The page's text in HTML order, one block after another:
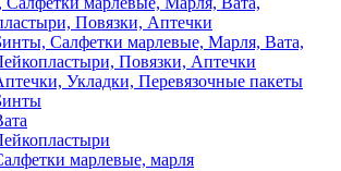
Повязки, Аптечки
Салфетки марлевые, Марля, Вата,
Повязки, Аптечки
Укладки, Перевязочные пакеты
марлевые, марля